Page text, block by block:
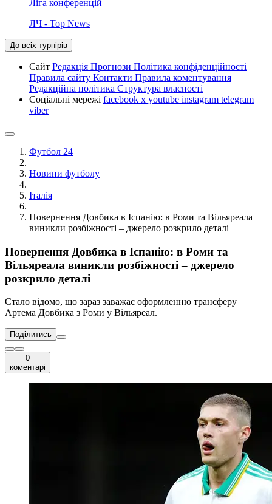
Ліга конференцій
ЛЧ - Top News
До всіх турнірів
Сайт Редакція Прогнози Політика конфіденційності
Правила сайту Контакти Правила коментування
Редакційна політика Структура власності
Соціальні мережі facebook x youtube instagram telegram
viber
Футбол 24
Новини футболу
Італія
Повернення Довбика в Іспанію: в Роми та Вільяреала
виникли розбіжності – джерело розкрило деталі
Повернення Довбика в Іспанію: в Роми та
Вільяреала виникли розбіжності – джерело
розкрило деталі
Стало відомо, що зараз заважає оформленню трансферу
Артема Довбика з Роми у Вільяреал.
Поділитись
0
коментарі